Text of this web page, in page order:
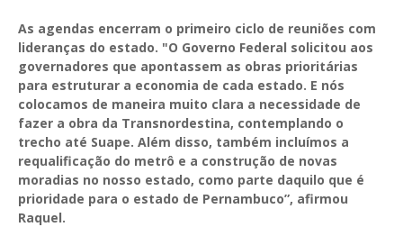
As agendas encerram o primeiro ciclo de reuniões com
lideranças do estado. "O Governo Federal solicitou aos
governadores que apontassem as obras prioritárias
para estruturar a economia de cada estado. E nós
colocamos de maneira muito clara a necessidade de
fazer a obra da Transnordestina, contemplando o
trecho até Suape. Além disso, também incluímos a
requalificação do metrô e a construção de novas
moradias no nosso estado, como parte daquilo que é
prioridade para o estado de Pernambuco”, afirmou
Raquel.